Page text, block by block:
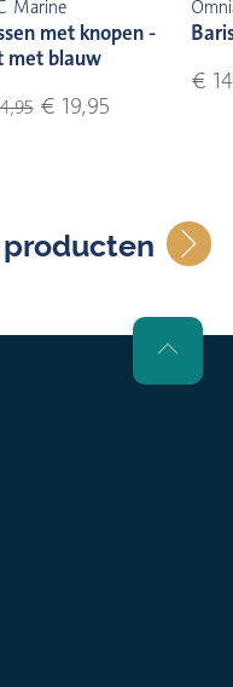
Marine
met knopen -
met blauw
€ 19,95
€